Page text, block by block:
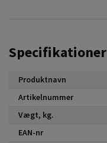
Specifikationer
Produktnavn
Artikelnummer
Vægt, kg.
EAN-nr